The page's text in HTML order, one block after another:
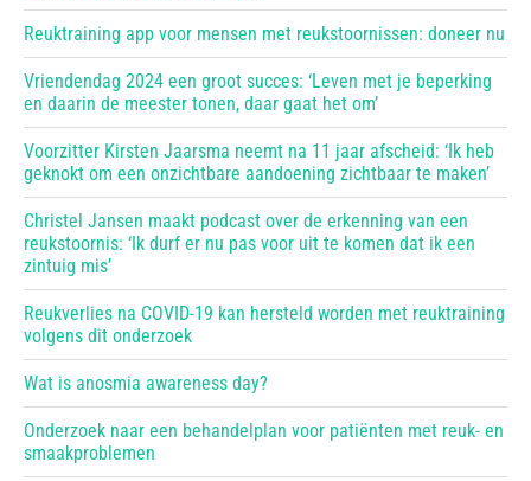
Reuktraining app voor mensen met reukstoornissen: doneer nu
Vriendendag 2024 een groot succes: ‘Leven met je beperking
en daarin de meester tonen, daar gaat het om’
Voorzitter Kirsten Jaarsma neemt na 11 jaar afscheid: ‘Ik heb
geknokt om een onzichtbare aandoening zichtbaar te maken’
Christel Jansen maakt podcast over de erkenning van een
reukstoornis: ‘Ik durf er nu pas voor uit te komen dat ik een
zintuig mis’
Reukverlies na COVID-19 kan hersteld worden met reuktraining
volgens dit onderzoek
Wat is anosmia awareness day?
Onderzoek naar een behandelplan voor patiënten met reuk- en
smaakproblemen